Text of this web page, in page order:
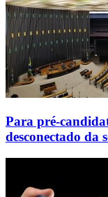
Para pré-
desconectado da